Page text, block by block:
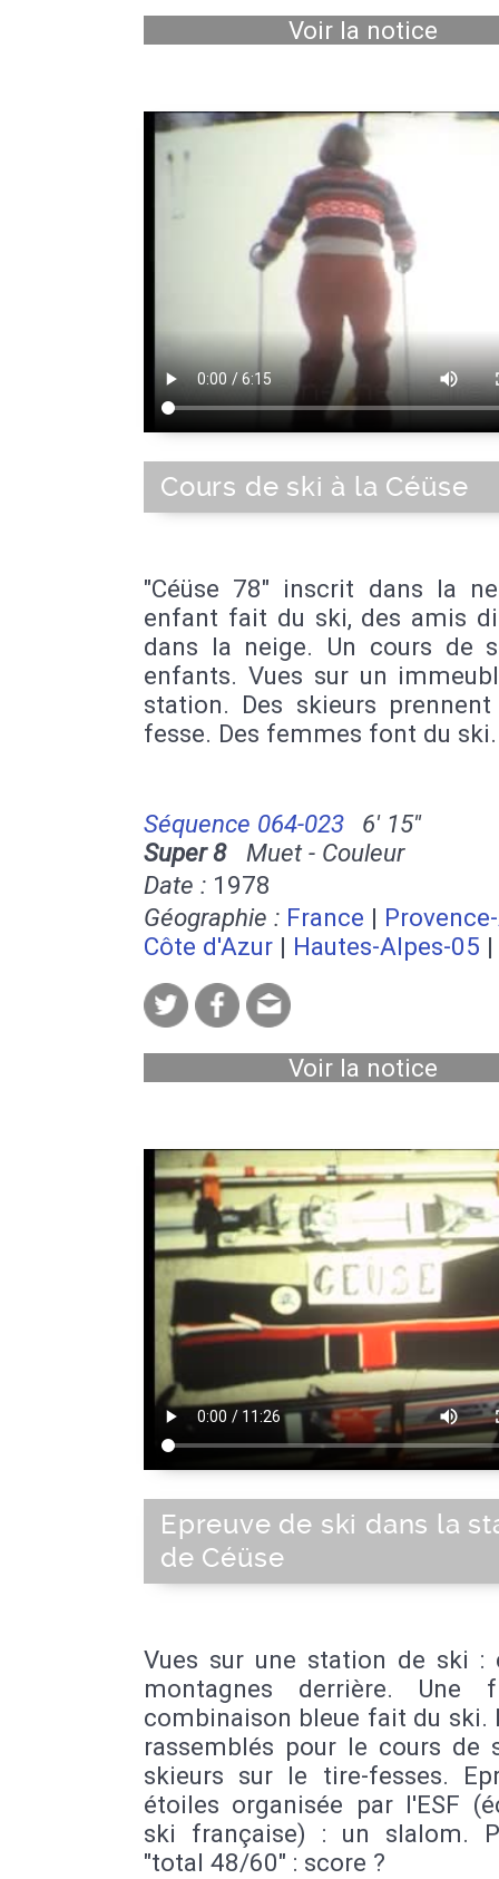
Voir la notice
Cours de ski à la Céüse
"Céüse 78" inscrit dans la
enfant fait du ski, des amis
dans la neige. Un cours de
enfants. Vues sur un
station. Des skieurs
fesse. Des femmes font du ski.
Séquence 064-023
6' 15''
Super 8Muet - Couleur
Date : 1978
Géographie : France |
Côte d'Azur | Hautes-Alpes-05 |
Voir la notice
Epreuve de ski dans la
de Céüse
Vues sur une station de ski :
montagnes derrière. Une
combinaison bleue fait du ski.
rassemblés pour le cours de
skieurs sur le tire-fesses.
étoiles organisée par l'ESF
ski française) : un slalom.
"total 48/60" : score ?